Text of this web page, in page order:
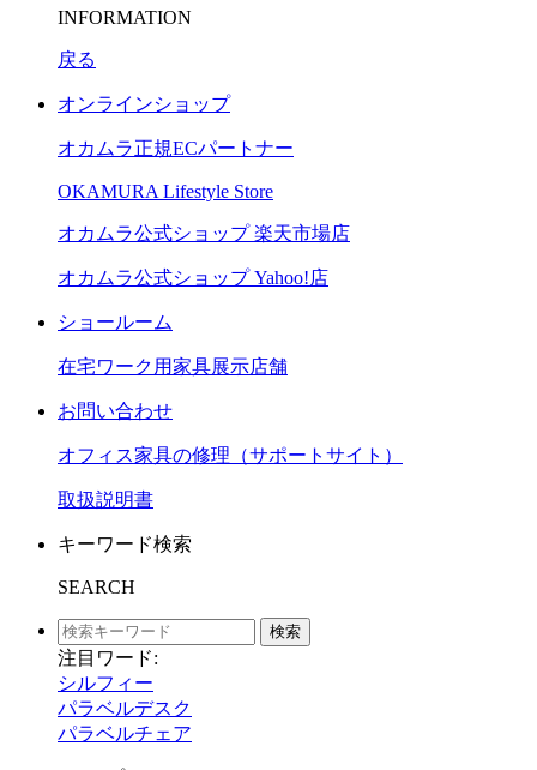
INFORMATION
戻る
オンラインショップ
オカムラ正規ECパートナー
OKAMURA Lifestyle Store
オカムラ公式ショップ 楽天市場店
オカムラ公式ショップ Yahoo!店
ショールーム
在宅ワーク用家具展示店舗
お問い合わせ
オフィス家具の修理（サポートサイト）
取扱説明書
キーワード検索
SEARCH
検索
注目ワード:
シルフィー
パラベルデスク
パラベルチェア